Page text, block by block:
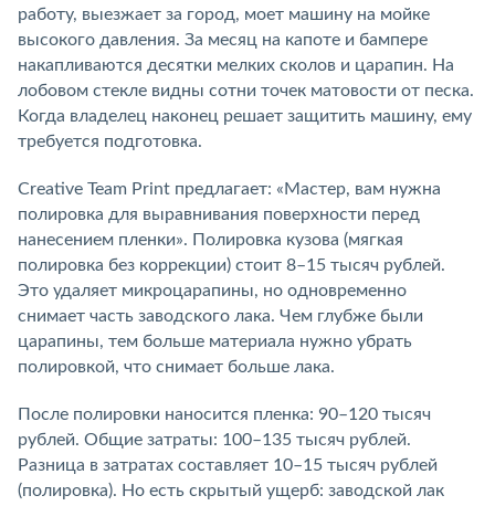
работу, выезжает за город, моет машину на мойке
высокого давления. За месяц на капоте и бампере
накапливаются десятки мелких сколов и царапин. На
лобовом стекле видны сотни точек матовости от песка.
Когда владелец наконец решает защитить машину, ему
требуется подготовка.
Creative Team Print предлагает: «Мастер, вам нужна
полировка для выравнивания поверхности перед
нанесением пленки». Полировка кузова (мягкая
полировка без коррекции) стоит 8–15 тысяч рублей.
Это удаляет микроцарапины, но одновременно
снимает часть заводского лака. Чем глубже были
царапины, тем больше материала нужно убрать
полировкой, что снимает больше лака.
После полировки наносится пленка: 90–120 тысяч
рублей. Общие затраты: 100–135 тысяч рублей.
Разница в затратах составляет 10–15 тысяч рублей
(полировка). Но есть скрытый ущерб: заводской лак